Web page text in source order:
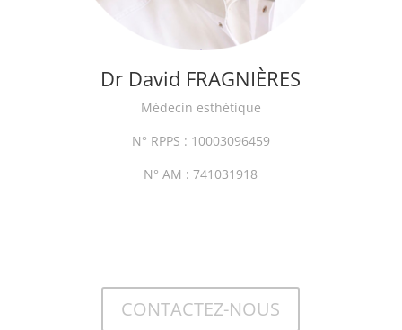
Dr David FRAGNIÈRES
Médecin esthétique
N° RPPS : 10003096459
N° AM : 741031918
CONTACTEZ-NOUS